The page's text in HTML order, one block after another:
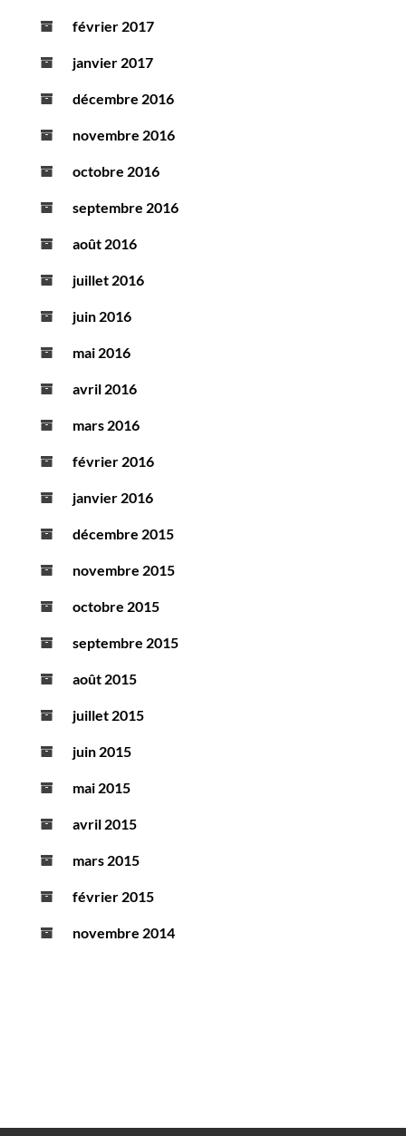
février 2017
janvier 2017
décembre 2016
novembre 2016
octobre 2016
septembre 2016
août 2016
juillet 2016
juin 2016
mai 2016
avril 2016
mars 2016
février 2016
janvier 2016
décembre 2015
novembre 2015
octobre 2015
septembre 2015
août 2015
juillet 2015
juin 2015
mai 2015
avril 2015
mars 2015
février 2015
novembre 2014